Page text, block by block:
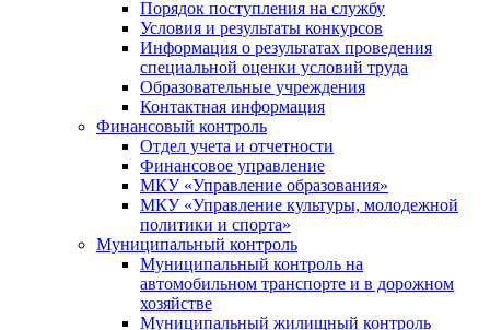
Порядок поступления на службу
Условия и результаты конкурсов
Информация о результатах проведения
специальной оценки условий труда
Образовательные учреждения
Контактная информация
Финансовый контроль
Отдел учета и отчетности
Финансовое управление
МКУ «Управление образования»
МКУ «Управление культуры, молодежной
политики и спорта»
Муниципальный контроль
Муниципальный контроль на
автомобильном транспорте и в дорожном
хозяйстве
Муниципальный жилищный контроль